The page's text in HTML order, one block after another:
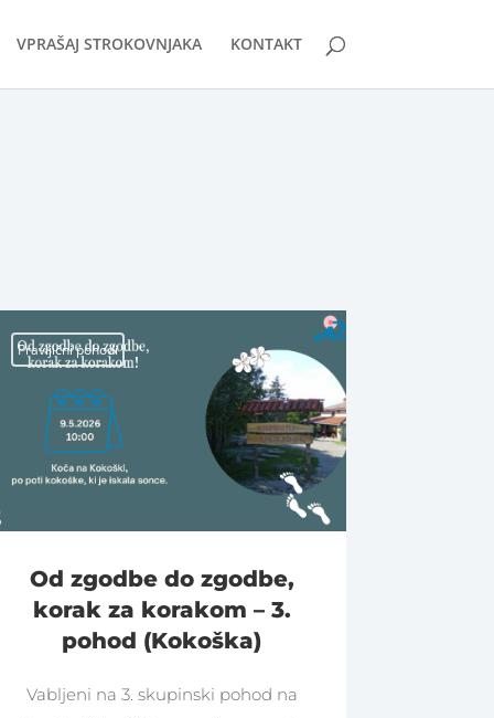
VPRAŠAJ STROKOVNJAKA KONTAKT
Pravljični pohodi
Od zgodbe do zgodbe,
korak za korakom – 3.
pohod (Kokoška)
Vabljeni na 3. skupinski pohod na